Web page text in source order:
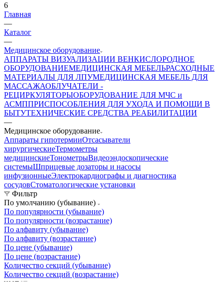
6
Главная
—
Каталог
—
Медицинское оборудование
АППАРАТЫ ВИЗУАЛИЗАЦИИ ВЕНКИСЛОРОДНОЕ
ОБОРУДОВАНИЕМЕДИЦИНСКАЯ МЕБЕЛЬРАСХОДНЫЕ
МАТЕРИАЛЫ ДЛЯ ЛПУМЕДИЦИНСКАЯ МЕБЕЛЬ ДЛЯ
МАССАЖАОБЛУЧАТЕЛИ -
РЕЦИРКУЛЯТОРЫОБОРУДОВАНИЕ ДЛЯ МЧС и
АСМППРИСПОСОБЛЕНИЯ ДЛЯ УХОДА И ПОМОЩИ В
БЫТУТЕХНИЧЕСКИЕ СРЕДСТВА РЕАБИЛИТАЦИИ
—
Медицинское оборудование
Аппараты гипотермииОтсасыватели
хирургическиеТермометры
медицинскиеТонометрыВидеоэндоскопические
системыШприцевые дозаторы и насосы
инфузионныеЭлектрокардиографы и диагностика
сосудовСтоматологические установки
Фильтр
По умолчанию (убывание)
По популярности (убывание)
По популярности (возрастание)
По алфавиту (убывание)
По алфавиту (возрастание)
По цене (убывание)
По цене (возрастание)
Количество секций (убывание)
Количество секций (возрастание)